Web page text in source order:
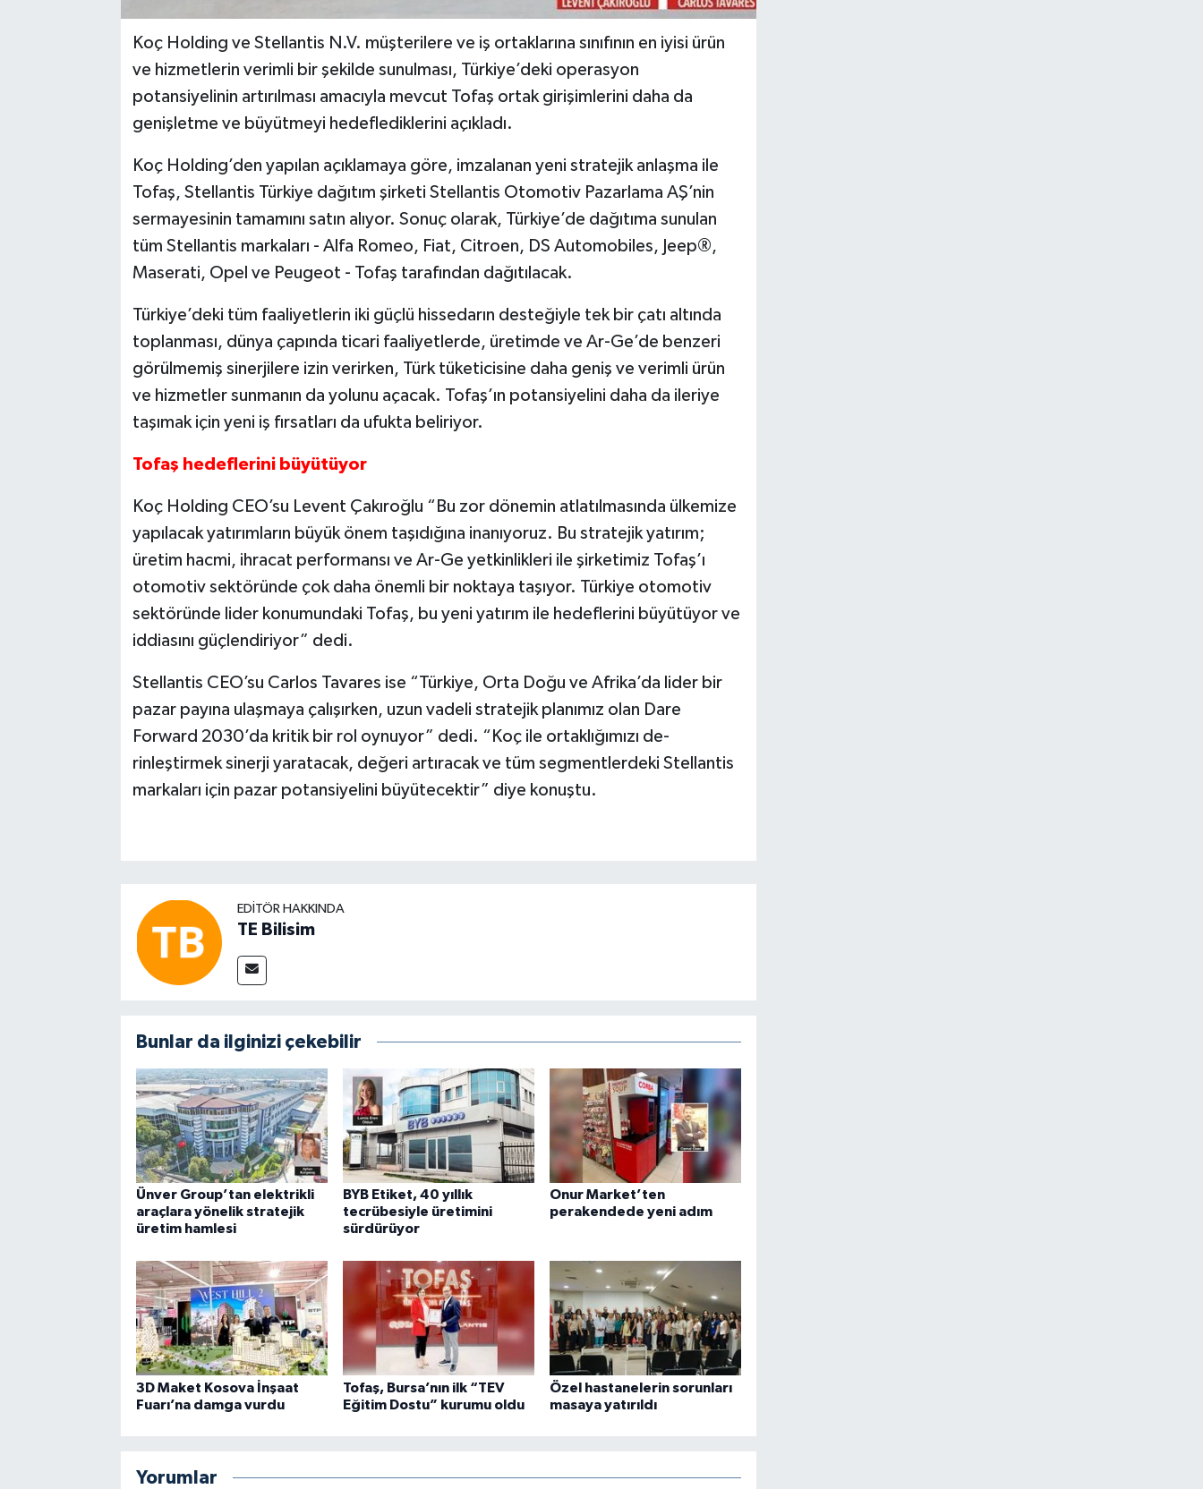
Koç Holding ve Stellantis N.V. müşterilere ve iş ortaklarına sını­fının en iyisi ürün
ve hizmetlerin ve­rimli bir şekilde sunulması, Türkiye’deki operasyon
potansiyelinin artırılması amacıyla mevcut Tofaş ortak girişimlerini daha da
genişletme ve bü­yütmeyi hedefledikle­rini açıkladı.
Koç Holding’den yapılan açıklamaya göre, imzalanan yeni stratejik anlaşma ile
Tofaş, Stellantis Türkiye dağıtım şir­keti Stellantis Otomo­tiv Pazarlama AŞ’nin
sermayesinin tama­mını satın alıyor. Sonuç olarak, Türki­ye’de dağıtıma sunulan
tüm Stellantis markaları - Alfa Romeo, Fiat, Citroen, DS Automobiles, Jeep®,
Maserati, Opel ve Peugeot - Tofaş tarafından dağıtıla­cak.
Türkiye’deki tüm faaliyetlerin iki güçlü hissedarın desteğiyle tek bir çatı altında
toplanması, dünya çapında ti­cari faaliyetlerde, üretimde ve Ar-Ge’de benzeri
görülmemiş sinerjilere izin ve­rirken, Türk tüketicisine daha geniş ve verimli ürün
ve hizmetler sunmanın da yolunu açacak. Tofaş’ın potansiye­lini daha da ileriye
taşımak için yeni iş fırsatları da ufukta beliriyor.
Tofaş hedeflerini büyütüyor
Koç Holding CEO’su Levent Çakıroğlu “Bu zor dönemin atlatılmasında ülke­mize
yapılacak yatı­rımların büyük önem taşıdığına inanıyo­ruz. Bu stratejik yatı­rım;
üretim hacmi, ihracat performansı ve Ar-Ge yetkinlikleri ile şirketimiz Tofaş’ı
otomotiv sektöründe çok daha önemli bir noktaya taşıyor. Tür­kiye otomotiv
sektö­ründe lider konumundaki Tofaş, bu yeni yatırım ile hedeflerini büyütüyor ve
iddiasını güçlendiriyor” dedi.
Stellantis CEO’su Carlos Tavares ise “Türkiye, Orta Doğu ve Afrika’da lider bir
pazar payına ulaşmaya çalışırken, uzun vadeli stratejik planımız olan Dare
Forward 2030’da kritik bir rol oy­nuyor” dedi. “Koç ile ortaklığımızı de­
rinleştirmek sinerji yaratacak, değeri artıracak ve tüm segmentlerdeki Stel­lantis
markaları için pazar potansiye­lini büyütecektir” diye konuştu.
EDITÖR HAKKINDA
TE Bilisim
Bunlar da ilginizi çekebilir
Ünver Group’tan elektrikli
araçlara yönelik stratejik
üretim hamlesi
BYB Etiket, 40 yıllık
tecrübesiyle üretimini
sürdürüyor
Onur Market’ten
perakendede yeni adım
3D Maket Kosova İnşaat
Fuarı’na damga vurdu
Tofaş, Bursa’nın ilk “TEV
Eğitim Dostu” kurumu oldu
Özel hastanelerin sorunları
masaya yatırıldı
Yorumlar